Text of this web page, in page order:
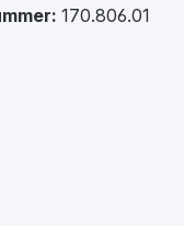
170.806.01